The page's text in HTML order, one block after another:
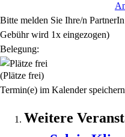
Bitte melden Sie Ihre/n
Gebühr wird 1x eingezogen)
Belegung:
(Plätze frei)
Termin(e) im Kalender speichern
Weitere